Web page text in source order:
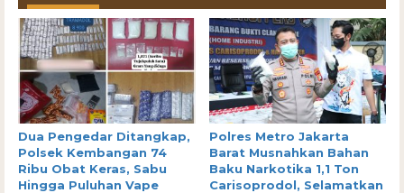
Dua Pengedar Ditangkap,
Polsek Kembangan 74
Ribu Obat Keras, Sabu
Hingga Puluhan Vape
Polres Metro Jakarta
Barat Musnahkan Bahan
Baku Narkotika 1,1 Ton
Carisoprodol, Selamatkan